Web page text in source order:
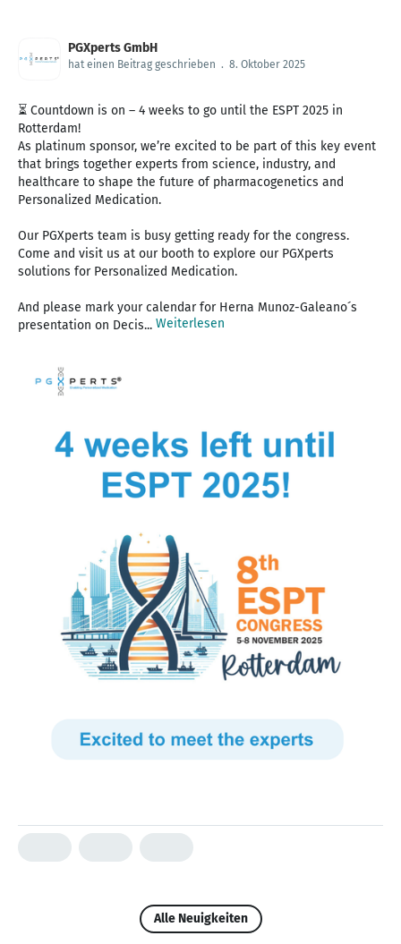
PGXperts GmbH
hat einen Beitrag geschrieben . 8. Oktober 2025
⏳ Countdown is on – 4 weeks to go until the ESPT 2025 in
Rotterdam!
As platinum sponsor, we’re excited to be part of this key event
that brings together experts from science, industry, and
healthcare to shape the future of pharmacogenetics and
Personalized Medication.
Our PGXperts team is busy getting ready for the congress.
Come and visit us at our booth to explore our PGXperts
solutions for Personalized Medication.
And please mark your calendar for Herna Munoz-Galeano´s
presentation on Decis... Weiterlesen
Alle Neuigkeiten